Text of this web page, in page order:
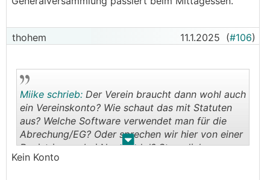
thohem 11.1.2025 (#106)
. .
Miike schrieb: Der Verein braucht dann wohl auch
ein Vereinskonto? Wie schaut das mit Statuten
aus? Welche Software verwendet man für die
Abrechung/EG? Oder sprechen wir hier von einer
Registrierung bei Neoom dgl? Steuerliche
Situation?
Kein Konto